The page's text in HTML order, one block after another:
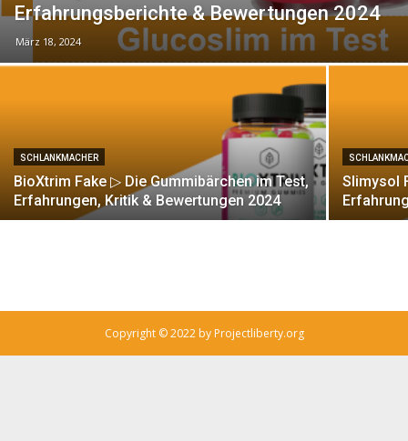
Erfahrungsberichte & Bewertungen 2024
März 18, 2024
SCHLANKMACHER
BioXtrim Fake ▷ Die Gummibärchen im Test,
Erfahrungen, Kritik & Bewertungen 2024
Slimysol
Copyright © 2022 by Projectliberty.org